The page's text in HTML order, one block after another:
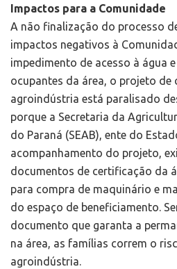
Impactos para a Comunidade
A não finalização do processo
impactos negativos à
impedimento de acesso à água
ocupantes da área, o projeto de
agroindústria está paralisado
porque a Secretaria da
do Paraná (SEAB), ente do
acompanhamento do projeto,
documentos de certificação da
para compra de maquinário e
do espaço de beneficiamento.
documento que garanta a
na área, as famílias correm o
agroindústria.